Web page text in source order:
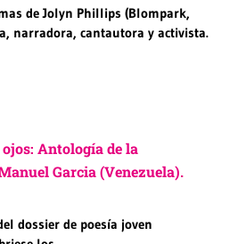
de Jolyn Phillips (Blompark,
narradora, cantautora y activista.
Antología de la
Garcia (Venezuela).
dossier de poesía joven